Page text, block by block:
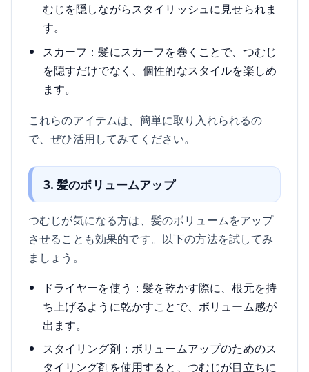
むじを隠しながらスタイリッシュに見せられま
す。
スカーフ：髪にスカーフを巻くことで、つむじ
を隠すだけでなく、個性的なスタイルを楽しめ
ます。
これらのアイテムは、簡単に取り入れられるの
で、ぜひ活用してみてください。
3. 髪のボリュームアップ
つむじが気になる方は、髪のボリュームをアップ
させることも効果的です。以下の方法を試してみ
ましょう。
ドライヤーを使う：髪を乾かす際に、根元を持
ち上げるように乾かすことで、ボリューム感が
出ます。
スタイリング剤：ボリュームアップのためのス
タイリング剤を使用すると、つむじが目立ちに